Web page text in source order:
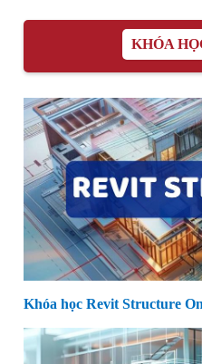
KHÓA
Khóa học Revit Structure